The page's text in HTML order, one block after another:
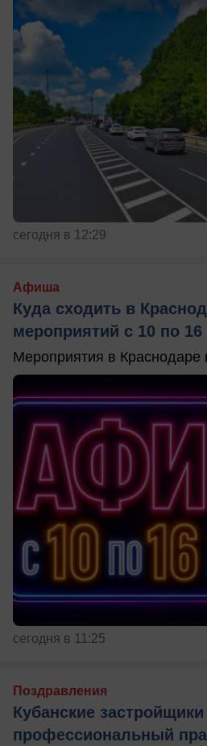
сегодня в 12:29
Афиша
Куда сходить в
мероприятий с 10 по 16
Мероприятия в Краснодаре
сегодня в 11:25
Поздравления
Кубанские
профессиональный